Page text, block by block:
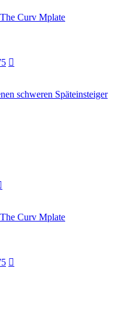
Curv Mplate
schweren Späteinsteiger
Curv Mplate